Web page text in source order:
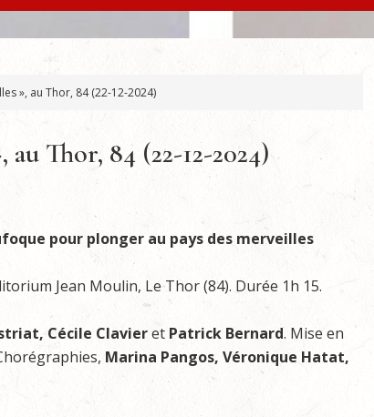
», au Thor, 84 (22-12-2024)
Thor, 84 (22-12-2024)
pour plonger au pays des merveilles
Jean Moulin, Le Thor (84). Durée 1h 15.
Cécile Clavieret Patrick Bernard. Mise en
Marina Pangos, Véronique Hatat,